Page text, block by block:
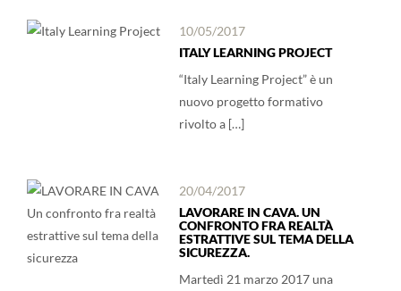
10/05/2017
ITALY LEARNING PROJECT
“Italy Learning Project” è un
nuovo progetto formativo
rivolto a […]
20/04/2017
LAVORARE IN CAVA. UN
CONFRONTO FRA REALTÀ
ESTRATTIVE SUL TEMA DELLA
SICUREZZA.
Martedì 21 marzo 2017 una